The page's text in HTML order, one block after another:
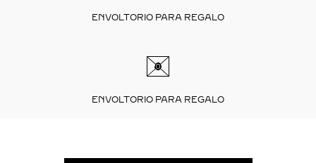
ENVOLTORIO PARA REGALO
ENVOLTORIO PARA REGALO